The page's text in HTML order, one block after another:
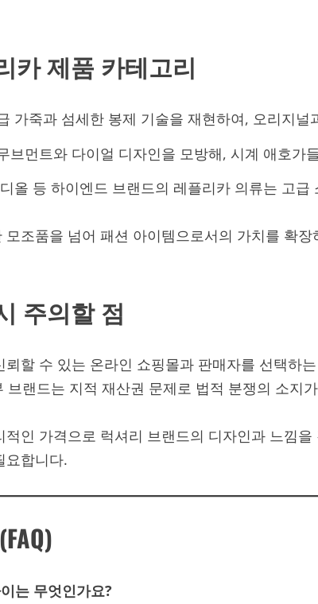
카 제품 카테고리
가죽과 섬세한 봉제 기술을 재현하여, 오리지널
브먼트와 다이얼 디자인을 모방해, 시계 애호가
올 등 하이엔드 브랜드의 레플리카 의류는 고
조품을 넘어 패션 아이템으로서의 가치를 확
주의할 점
할 수 있는 온라인 쇼핑몰과 판매자를 선택하
브랜드는 지적 재산권 문제로 법적 분쟁의 소지
적인 가격으로 럭셔리 브랜드의 디자인과 느낌
요합니다.
는 무엇인가요?